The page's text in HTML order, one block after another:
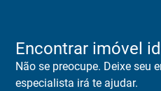
Encontrar imóvel
Não se preocupe. Deixe seu
especialista irá te ajudar.